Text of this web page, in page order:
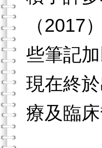
（2017
些筆記
現在終
療及臨